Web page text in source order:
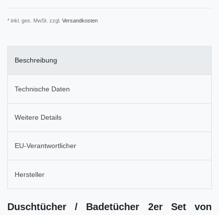
* inkl. ges. MwSt. zzgl. Versandkosten
Beschreibung
Technische Daten
Weitere Details
EU-Verantwortlicher
Hersteller
Duschtücher / Badetücher 2er Set von